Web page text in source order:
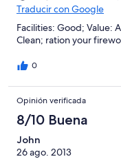
Traducir con Google
Facilities: Good; Value:
Clean; ration your
0
Opinión verificada
8/10 Buena
John
26 ago. 2013